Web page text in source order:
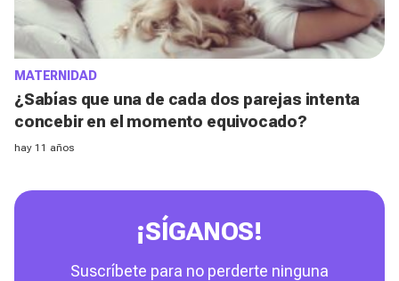
MATERNIDAD
¿Sabías que una de cada dos parejas intenta
concebir en el momento equivocado?
hay 11 años
¡SÍGANOS!
Suscríbete para no perderte ninguna